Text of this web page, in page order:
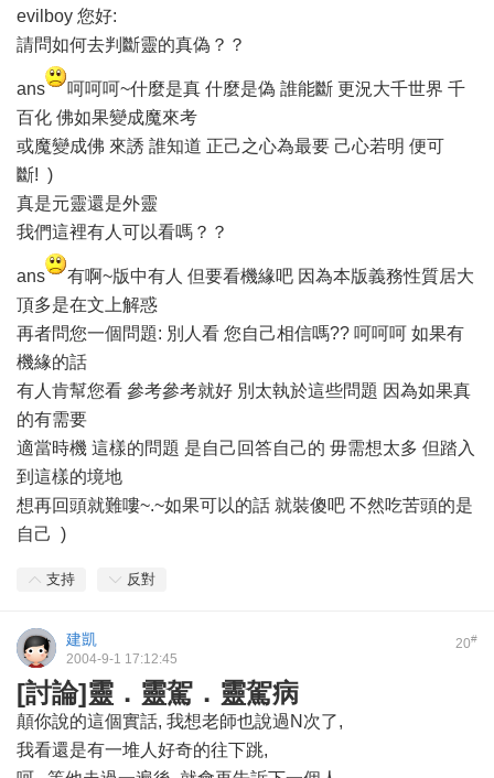
evilboy 您好:
請問如何去判斷靈的真偽？？
ans
呵呵呵~什麼是真 什麼是偽 誰能斷 更況大千世界 千
百化 佛如果變成魔來考
或魔變成佛 來誘 誰知道 正己之心為最要 己心若明 便可
斷! )
真是元靈還是外靈
我們這裡有人可以看嗎？？
ans
有啊~版中有人 但要看機緣吧 因為本版義務性質居大
頂多是在文上解惑
再者問您一個問題: 別人看 您自己相信嗎?? 呵呵呵 如果有
機緣的話
有人肯幫您看 參考參考就好 別太執於這些問題 因為如果真
的有需要
適當時機 這樣的問題 是自己回答自己的 毋需想太多 但踏入
到這樣的境地
想再回頭就難嘍~.~如果可以的話 就裝傻吧 不然吃苦頭的是
自己 )
支持 反對
20#
建凱
2004-9-1 17:12:45
[討論]靈．靈駕．靈駕病
顛你說的這個實話, 我想老師也說過N次了,
我看還是有一堆人好奇的往下跳,